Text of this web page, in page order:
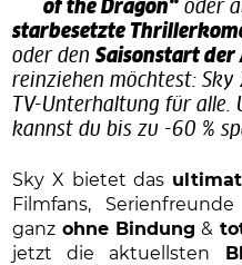
of the Dragon“ oder
starbesetzte
oder denSaisonstart der
reinziehen möchtest:
TV-Unterhaltung für alle.
kannst du bis zu -60 %
Sky X bietet das
Filmfans,
ganz ohne Bindung &
jetzt die aktuellsten